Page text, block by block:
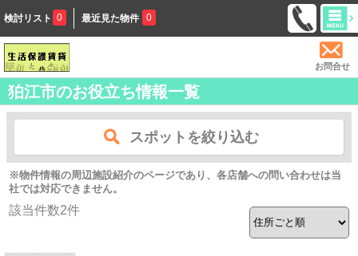
検討リスト 0 最近見た物件 0
お問合せ
狛江市のお役立ち情報一覧
スポットを絞り込む
※物件情報の周辺施設紹介のページであり、各店舗への問い合わせは当
社では対応できません。
該当件数2件